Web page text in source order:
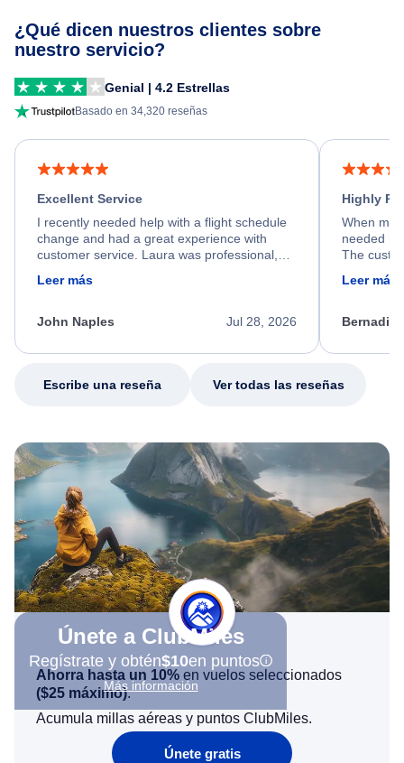
¿Qué dicen nuestros clientes sobre
nuestro servicio?
Genial | 4.2 Estrellas
Basado en 34,320 reseñas
Excellent Service
I recently needed help with a flight schedule
change and had a great experience with
customer service. Laura was professional,
friendly, and very helpful throughout the
process. She quickly found a solution and
appreciate her excellent service.
Leer más
Jul 28, 2026
John Naples
Highly
When my
needed
The
calm,
my issue.
Leer más
Escribe una reseña Ver todas las reseñas
Únete a ClubMiles
Regístrate y obtén$10en puntos
Más información
Ahorra hasta un 10% en vuelos seleccionados
($25 máximo).
Acumula millas aéreas y puntos ClubMiles.
Únete gratis